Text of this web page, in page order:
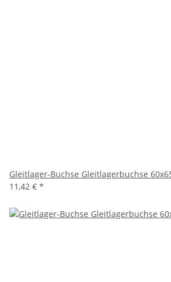
Gleitlager-Buchse Gleitlagerbuchse
11,42 € *